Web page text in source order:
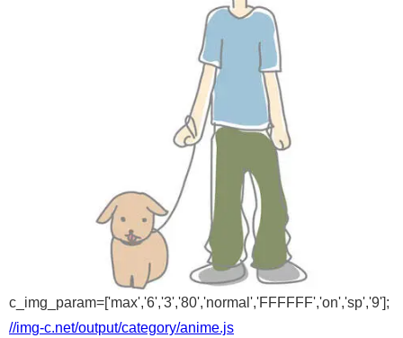
c_img_param=['max','6','3','80','normal','FFFFFF','on','sp','9'];
//img-c.net/output/category/anime.js